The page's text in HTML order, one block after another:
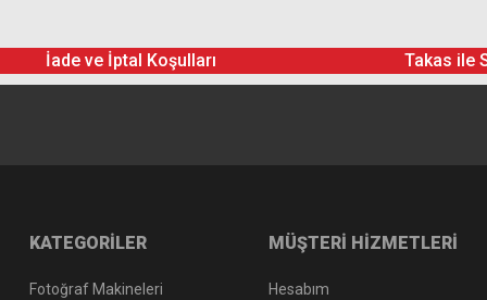
İade ve İptal Koşulları Takas ile
KATEGORİLER
Fotoğraf Makineleri
MÜŞTERİ HİZMETLERİ
Hesabım